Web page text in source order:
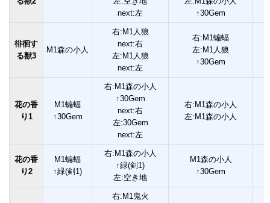
next:左
↑30Gem
徘徊す
る獣3
M1森の小人
右:M1人狼
next:右
左:M1人狼
next:左
右:M1蝙蝠
左:M1人狼
↑30Gem
花の香
り1
M1蝙蝠
↑30Gem
右:M1森の小人
↑30Gem
next:右
左:30Gem
next:左
右:M1森の小人
左:M1森の小人
花の香
り2
M1蝙蝠
↑緑(剣1)
右:M1森の小人
↑緑(剣1)
左:空き地
M1森の小人
↑30Gem
右:M1鬼火